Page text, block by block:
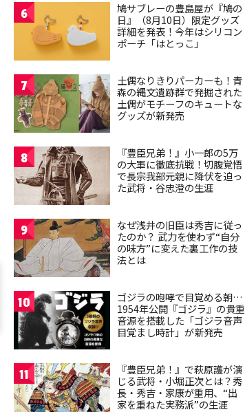
6
鳩サブレーの豊島屋が『鳩の
日』（8月10日）限定グッズ
詳細を発表！今年はシリコン
ポーチ「はとっこ」
7
土偶なりきりパーカーも！青
森の縄文遺跡群で発掘された
土偶がモチーフのキュートな
グッズが新発売
8
『豊臣兄弟！』小一郎の5万
の大軍に徹底抗戦！切腹覚悟
で長宗我部元親に降伏を迫っ
た武将・谷忠澄の生涯
9
なぜ浅井の旧臣は秀吉に従っ
たのか？ 武力を使わず“自分
の味方”に変えた裏工作の技
法とは
10
ゴジラの咆哮で目覚める朝…
1954年公開『ゴジラ』の貴重
音源を搭載した「ゴジラ音声
目覚まし時計」が新発売
11
『豊臣兄弟！』で萩原護が演
じる武将・小堀正次とは？秀
長・秀吉・家康が重用、“出
家を重ねた実務派”の生涯